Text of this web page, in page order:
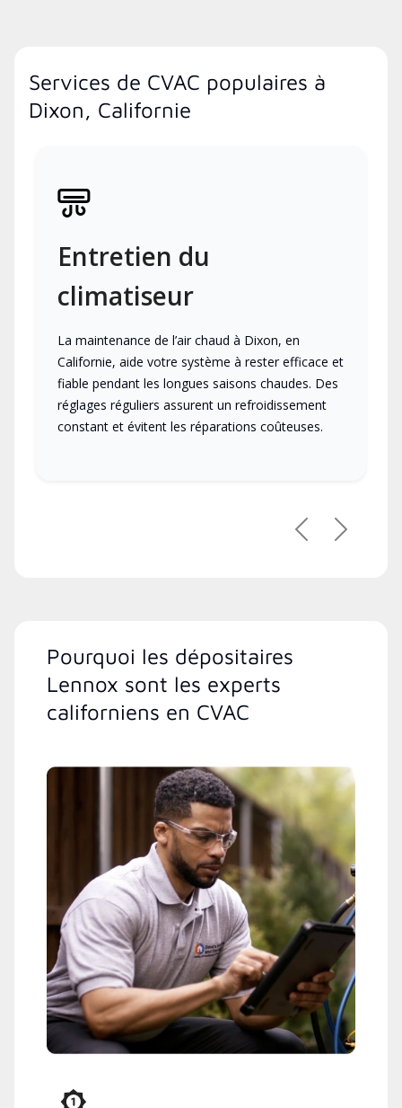
Services de CVAC populaires à
Dixon, Californie
Entretien du
climatiseur
La maintenance de l’air chaud à Dixon, en
Californie, aide votre système à rester efficace et
fiable pendant les longues saisons chaudes. Des
réglages réguliers assurent un refroidissement
constant et évitent les réparations coûteuses.
PrécédentSuivant
Pourquoi les dépositaires
Lennox sont les experts
californiens en CVAC